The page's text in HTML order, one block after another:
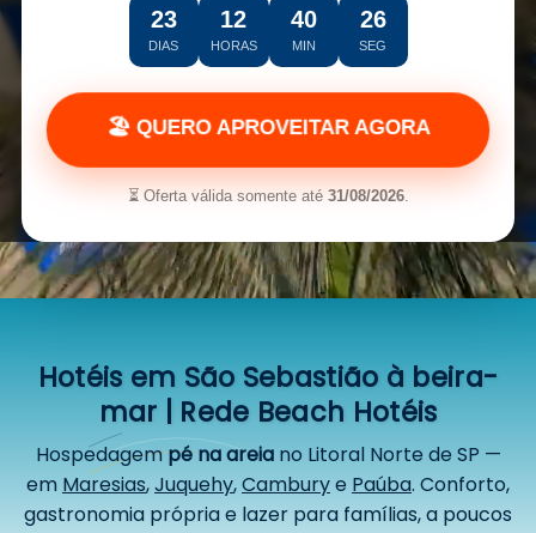
23
DIAS
12
HORAS
40
MIN
24
SEG
🏖️ QUERO APROVEITAR AGORA
⏳ Oferta válida somente até 31/08/2026.
Hotéis em São Sebastião à beira-
mar | Rede Beach Hotéis
Hospedagempé na areiano Litoral Norte de SP —
em Maresias,Juquehy,Camburye Paúba. Conforto,
gastronomia própria e lazer para famílias, a poucos